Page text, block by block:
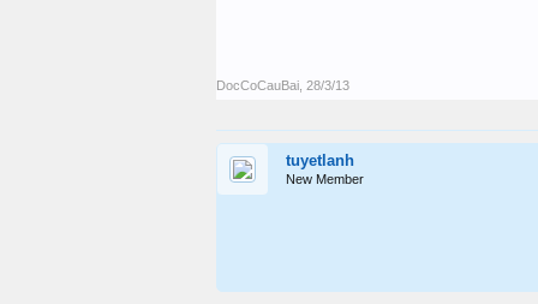
DocCoCauBai 28/3/13
tuyetlanh
New Member